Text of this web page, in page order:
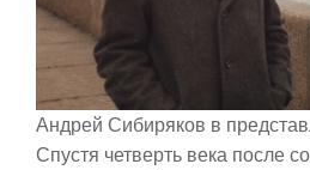
Андрей Сибиряков в
Спустя четверть века после